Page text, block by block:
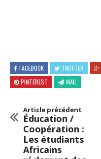
FACEBOOK TWITTER
PINTEREST
MAIL
Article précédent
Éducation /
Coopération :
Les étudiants
Africains